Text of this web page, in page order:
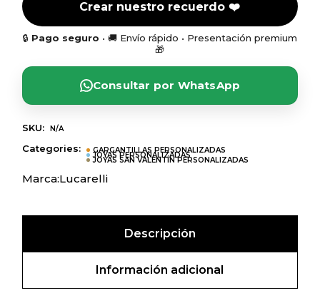
Crear nuestro recuerdo ❤️
🔒 Pago seguro • 🚚 Envío rápido • Presentación premium
🎁
Consultar por WhatsApp
SKU: N/A
Categories: GARGANTILLAS PERSONALIZADAS
JOYAS PERSONALIZADAS
JOYAS SAN VALENTÍN PERSONALIZADAS
Marca:Lucarelli
Descripción
Información adicional